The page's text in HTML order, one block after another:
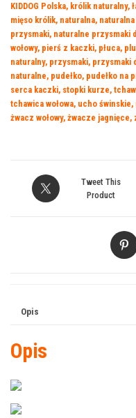
KIDDOG Polska, królik naturalny,
mięso królik, naturalna,
przysmaki, naturalne przysmaki
wołowy, pierś z kaczki, płuca,
naturalny, przysmaki, przysmaki
naturalne, pudełko, pudełko na
serca kaczki, stopki kurze,
tchawica wołowa, ucho świnskie,
żwacz wołowy, żwacze jagnięce,
Tweet This
Product
Opis
Opis